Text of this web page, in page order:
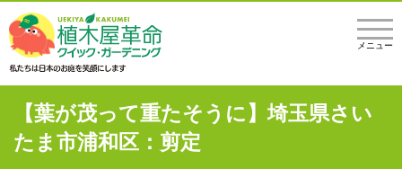
メニュー
【葉が茂って重たそうに】埼玉県さい
たま市浦和区：剪定